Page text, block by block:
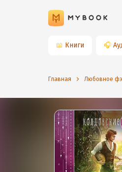
📖 Книги 🎧
Главная Любовное